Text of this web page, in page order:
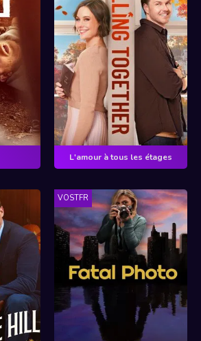
L'amour à tous les étages
VOSTFR